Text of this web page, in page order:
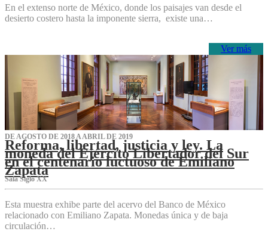
En el extenso norte de México, donde los paisajes van desde el
desierto costero hasta la imponente sierra, existe una…
Ver más
DE AGOSTO DE 2018 A ABRIL DE 2019
Reforma, libertad, justicia y ley. La
moneda del Ejército Libertador del Sur
en el centenario luctuoso de Emiliano
Zapata
Sala Siglo XX
Esta muestra exhibe parte del acervo del Banco de México
relacionado con Emiliano Zapata. Monedas única y de baja
circulación…